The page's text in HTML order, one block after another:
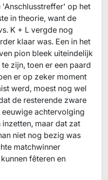
op het
in theorie, want de
K + L vergde nog
klaar was. Een in het
pion bleek uiteindelijk
zijn, toen er een paard
er op zeker moment
werd, moest nog wel
de resterende zware
achtervolging
maar dat zat
niet nog bezig was
matchwinner
fêteren en